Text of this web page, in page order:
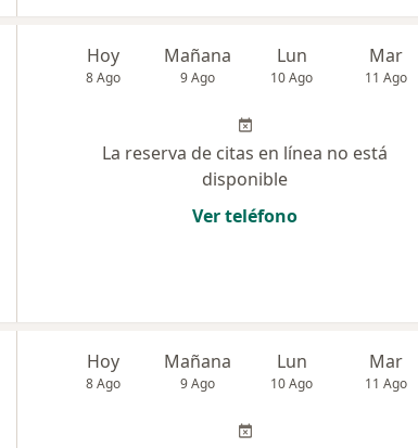
Hoy
8 Ago
Mañana
9 Ago
Lun
10 Ago
Mar
11 Ago
La reserva de citas en línea no está
disponible
Ver teléfono
Hoy
8 Ago
Mañana
9 Ago
Lun
10 Ago
Mar
11 Ago